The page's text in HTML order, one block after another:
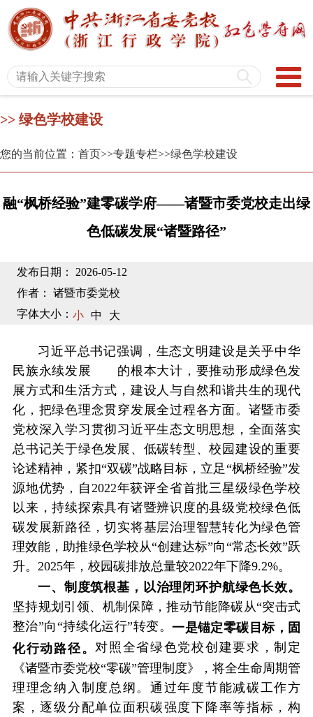
>> 绿色学校建设
您的当前位置：首页>>专题专栏>>绿色学校建设
融“枫桥经验”建零碳学府——诸暨市委党校走出绿
色低碳发展“诸暨路径”
发布日期： 2026-05-12
作者： 诸暨市委党校
字体大小： 小 中 大
习近平总书记强调，生态文明建设是关乎中华
民族永续发展 的根本大计，要推动形成绿色发
展方式和生活方式，建设人与自然和谐共生的现代
化，把绿色理念贯穿发展全过程各方面。诸暨市委
党校深入学习贯彻习近平生态文明思想，全面落实
总书记关于绿色发展、低碳转型、校园建设的重要
论述精神，紧扣“双碳”战略目标，立足“枫桥经验”发
源地优势，自2022年获评全省首批三星级绿色学校
以来，持续探索具有诸暨辨识度的县级党校绿色低
碳发展新路径，切实将基层治理智慧转化为绿色管
理效能，助推绿色学校从“创建达标”向“常态长效”跃
升。2025年，校园碳排放总量较2022年下降9.2%。
一、制度筑根基，以治理闭环护航绿色长效。
坚持规划引领、机制保障，推动节能降碳从“突击式
整治”向“持续化运行”转变。一是锚定零碳目标，固
化行动路径。对照全省绿色党校创建要求，制定
《诸暨市委党校“零碳”管理制度》，将全生命周期管
理理念纳入制度总纲。通过年度节能减碳工作方
案，逐级分配单位面积碳强度下降率等指标，构